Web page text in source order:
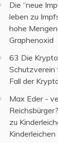
Die “neue
leben zu
hohe
Graphenoxid
63 Die
Schutzverein
Fall der
Max Eder -
zu
Kinderleichen